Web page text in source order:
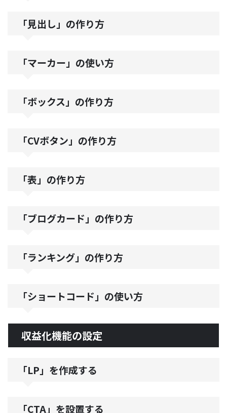
「見出し」の作り方
「マーカー」の使い方
「ボックス」の作り方
「CVボタン」の作り方
「表」の作り方
「ブログカード」の作り方
「ランキング」の作り方
「ショートコード」の使い方
収益化機能の設定
「LP」を作成する
「CTA」を設置する